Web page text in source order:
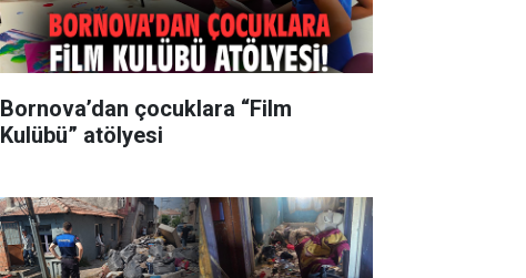
Bornova’dan çocuklara “Film
Kulübü” atölyesi